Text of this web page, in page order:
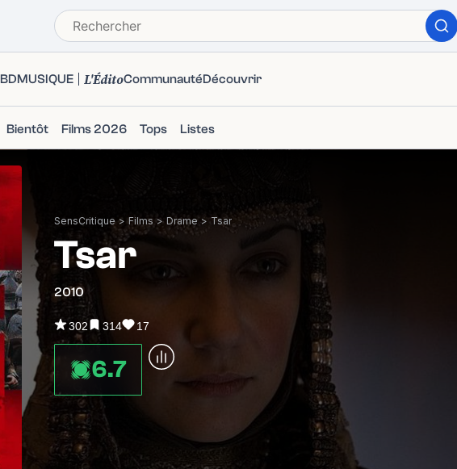
BDMUSIQUE L'ÉditoCommunautéDécouvrir
Bientôt Films 2026 Tops Listes
SensCritique > Films > Drame > Tsar
Tsar
2010
302 314 17
6.7